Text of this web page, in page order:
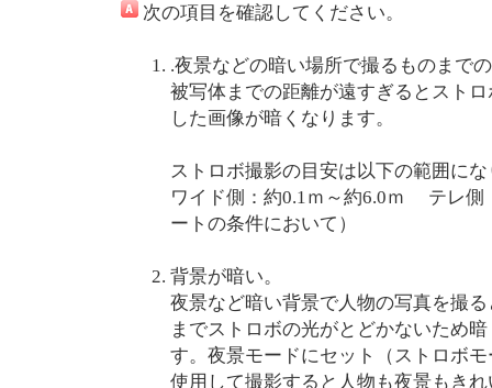
次の項目を確認してください。
.夜景などの暗い場所で撮るものまで
被写体までの距離が遠すぎるとスト
した画像が暗くなります。
ストロボ撮影の目安は以下の範囲に
ワイド側：約0.1ｍ～約6.0ｍ テレ
ートの条件において）
背景が暗い。
夜景など暗い背景で人物の写真を撮
までストロボの光がとどかないため
す。夜景モードにセット（ストロボ
使用して撮影すると人物も夜景もき